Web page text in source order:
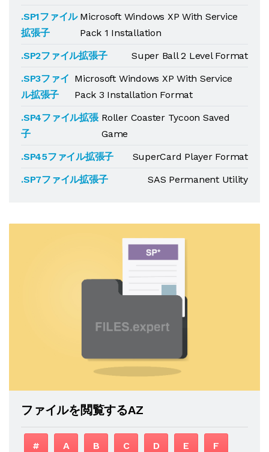
.SP1ファイル
拡張子
Microsoft Windows XP With Service
Pack 1 Installation
.SP2ファイル拡張子
Super Ball 2 Level Format
.SP3ファイ
ル拡張子
Microsoft Windows XP With Service
Pack 3 Installation Format
.SP4ファイル拡張
子
Roller Coaster Tycoon Saved
Game
.SP45ファイル拡張子
SuperCard Player Format
.SP7ファイル拡張子
SAS Permanent Utility
ファイルを閲覧するAZ
# A B C D E F